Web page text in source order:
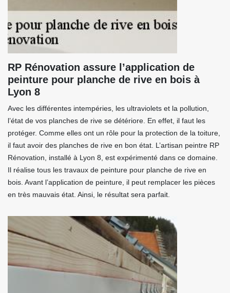
RP Rénovation assure l’application de
peinture pour planche de rive en bois à
Lyon 8
Avec les différentes intempéries, les ultraviolets et la pollution,
l’état de vos planches de rive se détériore. En effet, il faut les
protéger. Comme elles ont un rôle pour la protection de la toiture,
il faut avoir des planches de rive en bon état. L’artisan peintre RP
Rénovation, installé à Lyon 8, est expérimenté dans ce domaine.
Il réalise tous les travaux de peinture pour planche de rive en
bois. Avant l’application de peinture, il peut remplacer les pièces
en très mauvais état. Ainsi, le résultat sera parfait.